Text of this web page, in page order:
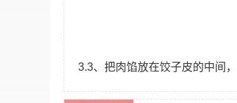
3.3、把肉馅放在饺子皮的中间